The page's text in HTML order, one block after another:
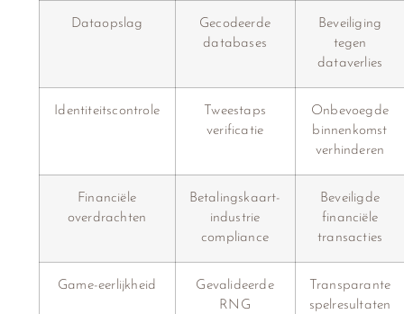
Dataopslag
Gecodeerde
databases
Beveiliging
tegen
dataverlies
Identiteitscontrole
Tweestaps
verificatie
Onbevoegde
binnenkomst
verhinderen
Financiële
overdrachten
Betalingskaart-
industrie
compliance
Beveiligde
financiële
transacties
Game-eerlijkheid
Gevalideerde
RNG
Transparante
spelresultaten